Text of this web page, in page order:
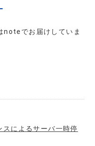
noteでお届けしていま
によるサーバ一時停